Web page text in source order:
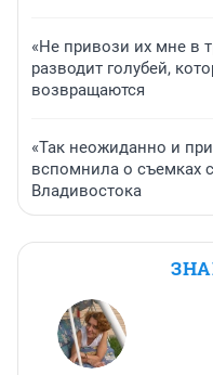
«Не привози их мне в
разводит голубей,
возвращаются
«Так неожиданно и
вспомнила о съемках
Владивостока